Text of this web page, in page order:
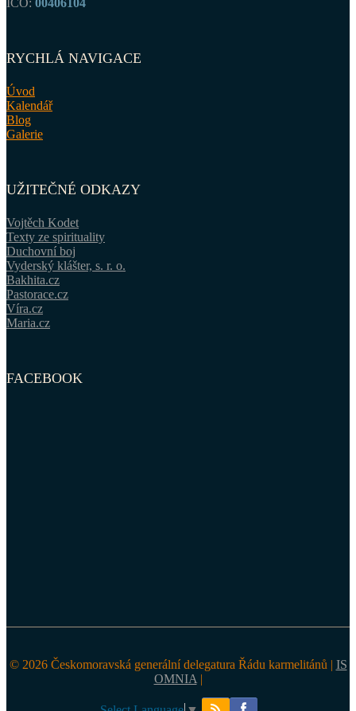
RYCHLÁ NAVIGACE
Úvod
Kalendář
Blog
Galerie
UŽITEČNÉ ODKAZY
Vojtěch Kodet
Texty ze spirituality
Duchovní boj
Vyderský klášter, s. r. o.
Bakhita.cz
Pastorace.cz
Víra.cz
Maria.cz
FACEBOOK
© 2026 Českomoravská generální delegatura Řádu karmelitánů | IS
OMNIA |